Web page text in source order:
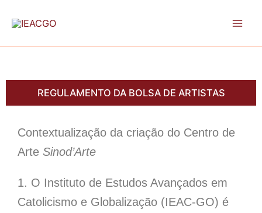
REGULAMENTO DA BOLSA DE ARTISTAS
Contextualização da criação do Centro de
Arte Sinod’Arte
1. O Instituto de Estudos Avançados em
Catolicismo e Globalização (IEAC-GO) é